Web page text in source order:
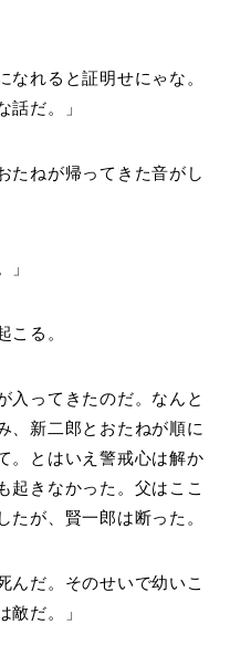
なれると証明せにゃな。
話だ。」
たねが帰ってきた音がし
」
こる。
入ってきたのだ。なんと
、新二郎とおたねが順に
。とはいえ警戒心は解か
起きなかった。父はここ
が、賢一郎は断った。
んだ。そのせいで幼いこ
敵だ。」